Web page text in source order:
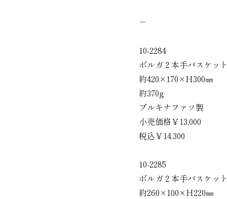
－
10-2284
ボルガ２本手バスケッ
約420×170×H300㎜
約370g
ブルキナファソ製
小売価格￥13,000
税込￥14,300
10-2285
ボルガ２本手バスケッ
約260×100×H220㎜